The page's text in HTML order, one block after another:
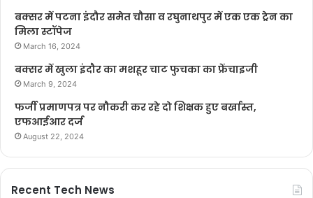
बक्सर में पटना इंदौर समेत चौसा व रघुनाथपुर में एक एक ट्रेन का
मिला स्टॉपेज
March 16, 2024
बक्सर में खुला इंदौर का मशहूर चाट फुचका का फ्रेंचाइजी
March 9, 2024
फर्जी प्रमाणपत्र पर नौकरी कर रहे दो शिक्षक हुए बर्खास्त,
एफआईआर दर्ज
August 22, 2024
Recent Tech News